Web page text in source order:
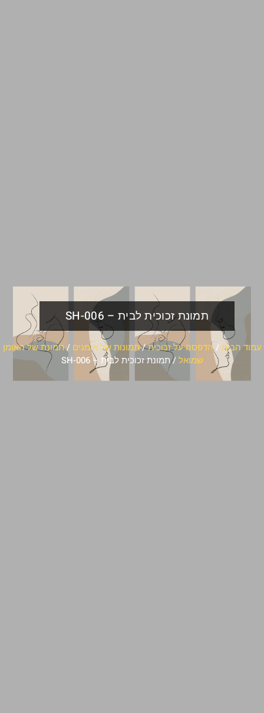
תמונת זכוכית לבית – SH-006
עמוד הבית /הדפסה על זכוכית/תמונות של אומנים /תמונת של האומן
שמואל/ תמונת זכוכית לבית – SH-006